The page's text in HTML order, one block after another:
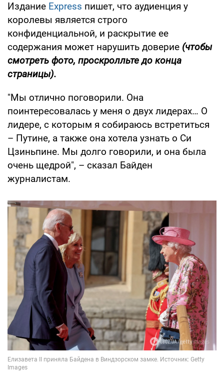
Издание Express пишет, что аудиенция у
королевы является строго
конфиденциальной, и раскрытие ее
содержания может нарушить доверие (чтобы
смотреть фото, проскролльте до конца
страницы).
"Мы отлично поговорили. Она
поинтересовалась у меня о двух лидерах… О
лидере, с которым я собираюсь встретиться
– Путине, а также она хотела узнать о Си
Цзиньпине. Мы долго говорили, и она была
очень щедрой", – сказал Байден
журналистам.